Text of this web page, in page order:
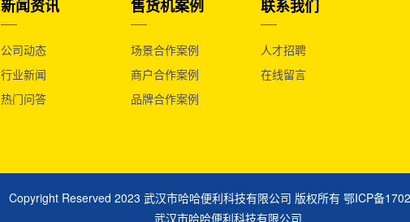
新闻资讯 售货机案例 联系我们
Copyright Reserved 2023 武汉市哈哈便利科技有限公司 版权所有